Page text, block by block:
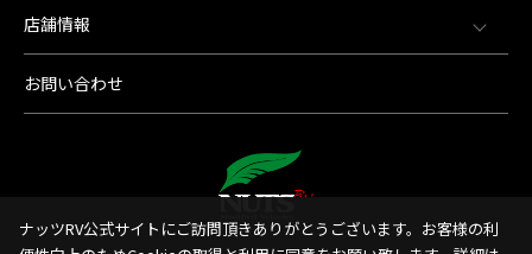
店舗情報
お問い合わせ
ナッツRV公式サイトにご訪問頂きありがとうございます。お客様の利